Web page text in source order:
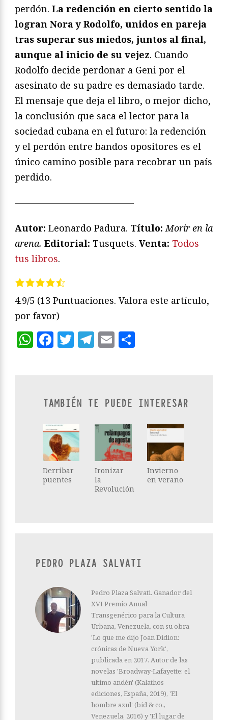
perdón. La redención en cierto sentido la
logran Nora y Rodolfo, unidos en pareja
tras superar sus miedos, juntos al final,
aunque al inicio de su vejez. Cuando
Rodolfo decide perdonar a Geni por el
asesinato de su padre es demasiado tarde.
El mensaje que deja el libro, o mejor dicho,
la conclusión que saca el lector para la
sociedad cubana en el futuro: la redención
y el perdón entre bandos opositores es el
único camino posible para recobrar un país
perdido.
—————————————
Autor: Leonardo Padura. Título: Morir en la
arena. Editorial: Tusquets. Venta: Todos
tus libros.
4.9/5 (13 Puntuaciones. Valora este artículo,
por favor)
WhatsApp
Facebook
Twitter
Telegram
Email
TAMBIÉN TE PUEDE INTERESAR
Derribar
puentes
Ironizar
la
Revolución
Invierno
en verano
PEDRO PLAZA SALVATI
Pedro Plaza Salvati. Ganador del
XVI Premio Anual
Transgenérico para la Cultura
Urbana, Venezuela, con su obra
'Lo que me dijo Joan Didion:
crónicas de Nueva York',
publicada en 2017. Autor de las
novelas 'Broadway-Lafayette: el
ultimo andén' (Kalathos
ediciones, España, 2019), 'El
hombre azul' (bid & co.,
Venezuela, 2016) y 'El lugar de